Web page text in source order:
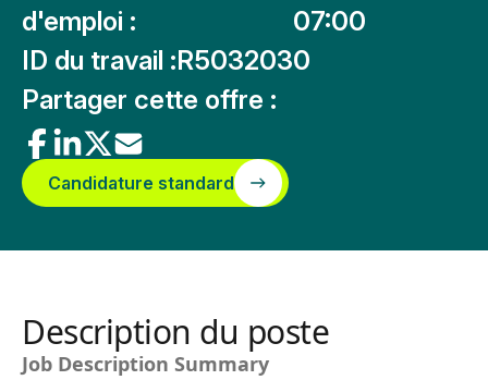
d'emploi :
07:00
ID du travail :R5032030
Partager cette offre :
Candidature standard
Description du poste
Job Description Summary